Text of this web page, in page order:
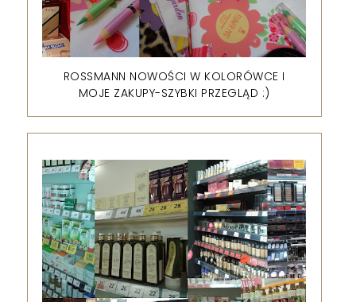
ROSSMANN NOWOŚCI W KOLORÓWCE I
MOJE ZAKUPY-SZYBKI PRZEGLĄD :)